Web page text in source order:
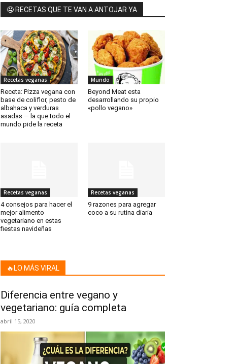
🤤 RECETAS QUE TE VAN A ANTOJAR YA
Recetas veganas
Receta: Pizza vegana con
base de coliflor, pesto de
albahaca y verduras
asadas — la que todo el
mundo pide la receta
Mundo
Beyond Meat esta
desarrollando su propio
«pollo vegano»
Recetas veganas
4 consejos para hacer el
mejor alimento
vegetariano en estas
fiestas navideñas
Recetas veganas
9 razones para agregar
coco a su rutina diaria
🔥LO MÁS VIRAL
Diferencia entre vegano y
vegetariano: guía completa
abril 15, 2020